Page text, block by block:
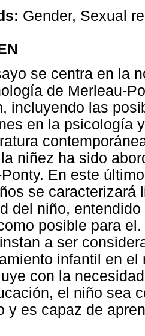
Gender, Sexual
se centra en la
de Merleau-
incluyendo las
en la psicología
niñez ha sido
En este
se caracterizará
del niño,
posible para
a ser
infantil en
con la
el niño sea
y es capaz de